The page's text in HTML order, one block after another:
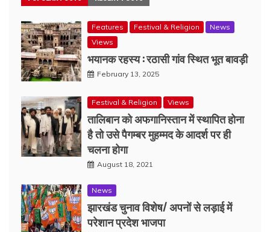
Features Festival & Religion
News
Views
भयानक रहस्य : रठासी गांव स्थित भूत बावड़ी
February 13, 2025
Festival & Religion Views
तालिबान को अफगानिस्तान में स्थापित होना
है तो उसे पैगम्बर मुहम्मद के आदर्श पर ही
चलना होगा
August 18, 2021
News
झारखंड चुनाव विशेष/ अपनों से लड़ाई में
परेशान प्रदेश भाजपा